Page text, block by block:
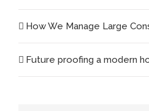
How We Manage Large
Future proofing a modern